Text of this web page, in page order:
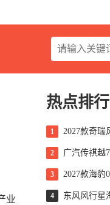
业
热点排行
1
2
3
4